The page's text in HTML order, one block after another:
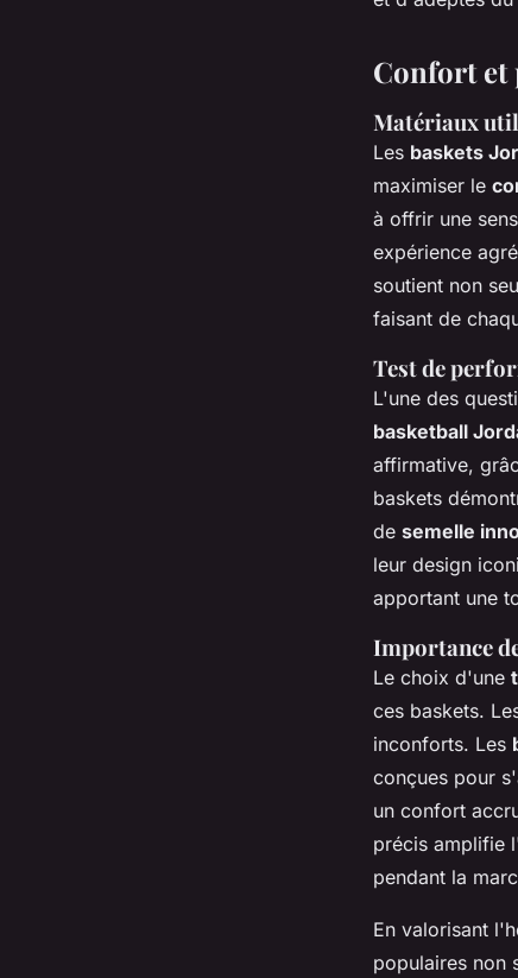
Confort et
Matériaux
Les baskets
maximiser le
à offrir une
expérience
soutient non
faisant de
Test de
L'une des
basketball
affirmative,
baskets
de semelle
leur design
apportant une
Importance
Le choix d'une
ces baskets.
inconforts. Les
conçues pour
un confort
précis amplifie
pendant la
En valorisant
populaires non